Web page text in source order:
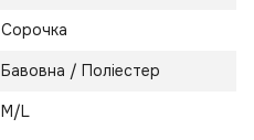
Сорочка
Бавовна / Поліестер
M/L